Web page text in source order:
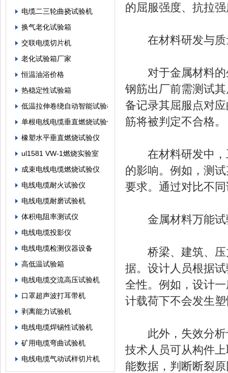
电缆二三轮曲挠试验机
换气老化试验箱
交联电缆切片机
老化试验箱厂家
恒温油浴价格
热稳定性试验箱
低温拉伸卷绕自动智能试验机
单根电线电缆垂直燃烧试验仪
橡塑水平垂直燃烧试验仪
ul1581 VW-1燃烧实验室
成束电线电缆燃烧试验仪
电线电缆耐火试验仪
电线电缆耐磨试验机
体积电阻率测试仪
电线电缆投影仪
电线电缆检测仪器设备
高低温试验箱
电线电缆交流高压试验机
口罩超声波打耳带机
剥离能力试验机
电线电缆焊锡性试验机
矿用电缆弯曲试验机
电线电缆气动试样切片机
的屈服强度、抗拉
在材料研发与质
对于金属材料的
钢筋出厂前需测试
备记录其屈服点对
筋将被判定不合格。
在材料研发中，
的影响。例如，测
要求。通过对比不
金属材料万能试
桥梁、建筑、压
据。设计人员根据
全性。例如，设计
计载荷下不会发生
此外，失效分析
技术人员可从构件
能数据，判断断裂